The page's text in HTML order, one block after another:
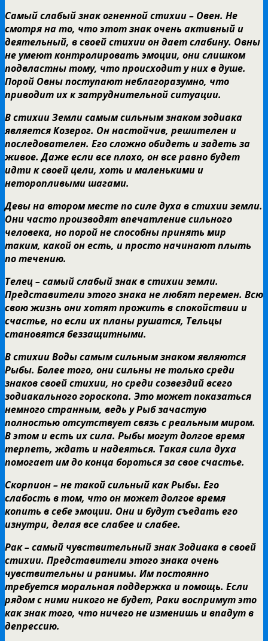
Самый слабый знак огненной стихии – Овен. Не
смотря на то, что этот знак очень активный и
деятельный, в своей стихии он дает слабину. Овны
не умеют контролировать эмоции, они слишком
подвластны тому, что происходит у них в душе.
Порой Овны поступают неблагоразумно, что
приводит их к затруднительной ситуации.
В стихии Земли самым сильным знаком зодиака
является Козерог. Он настойчив, решителен и
последователен. Его сложно обидеть и задеть за
живое. Даже если все плохо, он все равно будет
идти к своей цели, хоть и маленькими и
неторопливыми шагами.
Девы на втором месте по силе духа в стихии земли.
Они часто производят впечатление сильного
человека, но порой не способны принять мир
таким, какой он есть, и просто начинают плыть
по течению.
Телец – самый слабый знак в стихии земли.
Представители этого знака не любят перемен. Всю
свою жизнь они хотят прожить в спокойствии и
счастье, но если их планы рушатся, Тельцы
становятся беззащитными.
В стихии Воды самым сильным знаком являются
Рыбы. Более того, они сильны не только среди
знаков своей стихии, но среди созвездий всего
зодиакального гороскопа. Это может показаться
немного странным, ведь у Рыб зачастую
полностью отсутствует связь с реальным миром.
В этом и есть их сила. Рыбы могут долгое время
терпеть, ждать и надеяться. Такая сила духа
помогает им до конца бороться за свое счастье.
Скорпион – не такой сильный как Рыбы. Его
слабость в том, что он может долгое время
копить в себе эмоции. Они и будут съедать его
изнутри, делая все слабее и слабее.
Рак – самый чувствительный знак Зодиака в своей
стихии. Представители этого знака очень
чувствительны и ранимы. Им постоянно
требуется моральная поддержка и помощь. Если
рядом с ними никого не будет, Раки воспримут это
как знак того, что ничего не изменишь и впадут в
депрессию.